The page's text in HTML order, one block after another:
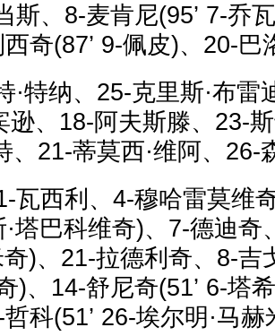
斯、8-麦肯尼(95’ 7-乔
奇(87’ 9-佩皮)、20-巴
·特纳、25-克里斯·布雷
逊、18-阿夫斯滕、23-
、21-蒂莫西·维阿、26-
瓦西利、4-穆哈雷莫维
·塔巴科维奇)、7-德迪奇
奇)、21-拉德利奇、8-吉
)、14-舒尼奇(51’ 6-塔
科(51’ 26-埃尔明·马